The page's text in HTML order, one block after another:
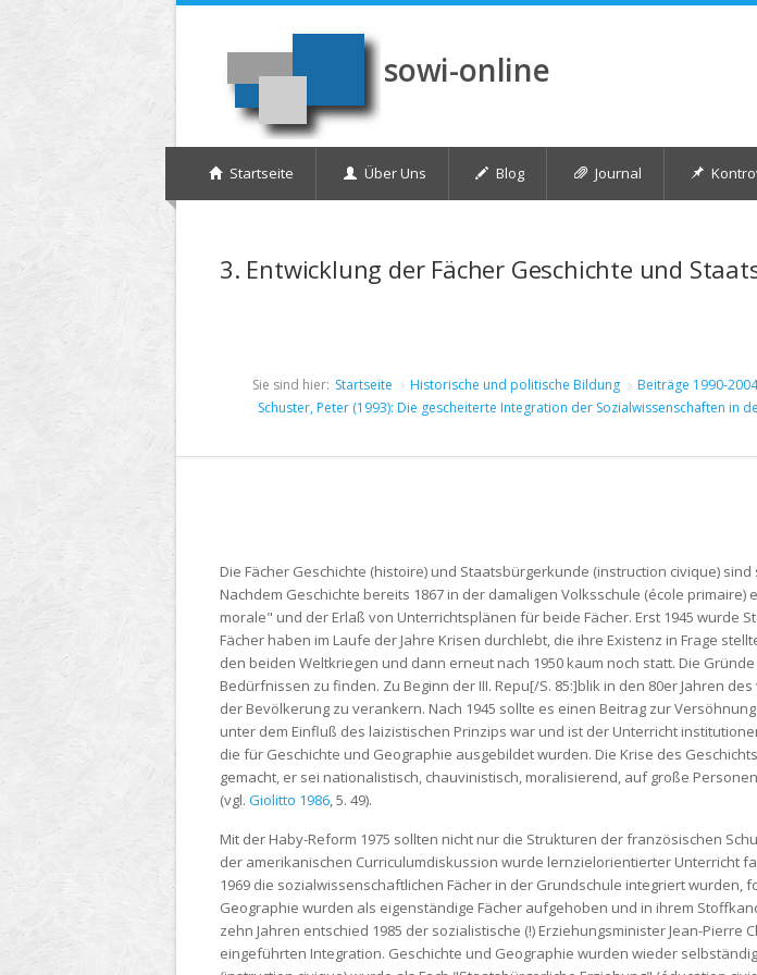
Direkt zum Inhalt
sowi-online
Startseite Über Uns Blog Journal
3. Entwicklung der Fächer Geschichte und
Sie sind hier: Startseite Historische und politische Bildung
Beiträge 1990-2004
Schuster, Peter (1993): Die gescheiterte Integration der Sozialwissenschaften in
Die Fächer Geschichte (histoire) und Staatsbürgerkunde (instruction civique)
Nachdem Geschichte bereits 1867 in der damaligen Volksschule (école
morale" und der Erlaß von Unterrichtsplänen für beide Fächer. Erst 1945 wurde
Fächer haben im Laufe der Jahre Krisen durchlebt, die ihre Existenz in Frage
den beiden Weltkriegen und dann erneut nach 1950 kaum noch statt. Die
Bedürfnissen zu finden. Zu Beginn der III. Repu[/S. 85:]blik in den 80er Jahren
der Bevölkerung zu verankern. Nach 1945 sollte es einen Beitrag zur
unter dem Einfluß des laizistischen Prinzips war und ist der Unterricht
die für Geschichte und Geographie ausgebildet wurden. Die Krise des
gemacht, er sei nationalistisch, chauvinistisch, moralisierend, auf große
(vgl. Giolitto 1986, 5. 49).
Mit der Haby-Reform 1975 sollten nicht nur die Strukturen der französischen
der amerikanischen Curriculumdiskussion wurde lernzielorientierter Unterricht
1969 die sozialwissenschaftlichen Fächer in der Grundschule integriert wurden,
Geographie wurden als eigenständige Fächer aufgehoben und in ihrem
zehn Jahren entschied 1985 der sozialistische (!) Erziehungsminister Jean-
eingeführten Integration. Geschichte und Geographie wurden wieder